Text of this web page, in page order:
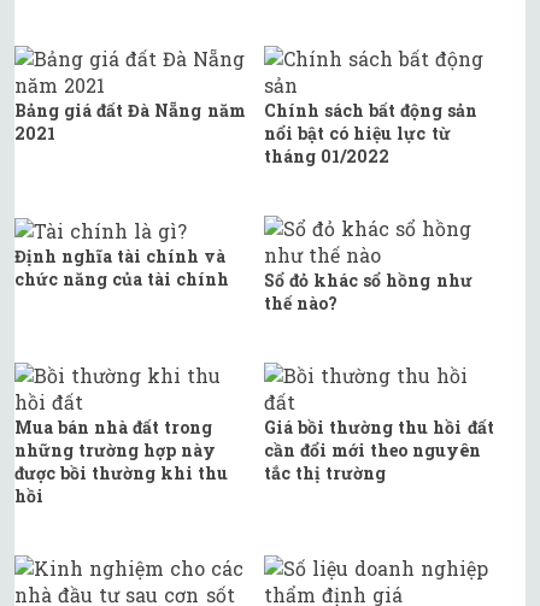
Bảng giá đất Đà Nẵng năm
2021
Chính sách bất động sản
nổi bật có hiệu lực từ
tháng 01/2022
Định nghĩa tài chính và
chức năng của tài chính
Sổ đỏ khác sổ hồng như
thế nào?
Mua bán nhà đất trong
những trường hợp này
được bồi thường khi thu
hồi
Giá bồi thường thu hồi đất
cần đổi mới theo nguyên
tắc thị trường